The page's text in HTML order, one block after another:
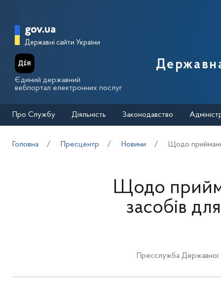
Головна сторінка Державної
gov.ua
Державні сайти України
Єдиний державний
вебпортал електронних послуг
Про Службу Діяльність Законодавство
Головна Пресцентр Новини Щодо
Щодо
засобів
Пресслужба Державної